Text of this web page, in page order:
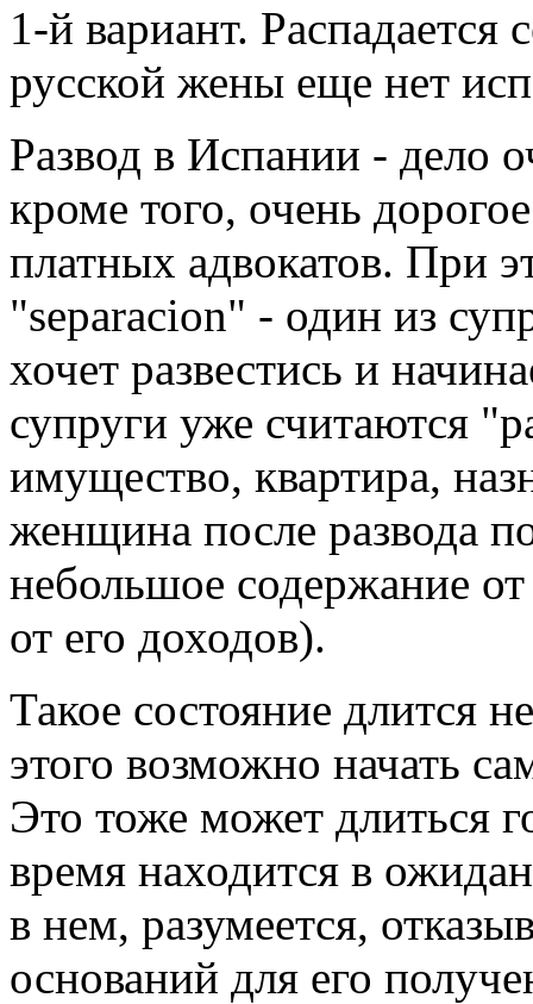
1-й вариант. Распадается
русской жены еще нет
Развод в Испании - дело
кроме того, очень
платных адвокатов. При
"separacion" - один из
хочет развестись и
супруги уже считаются
имущество, квартира,
женщина после развода
небольшое содержание
от его доходов).
Такое состояние длится
этого возможно начать
Это тоже может длиться
время находится в
в нем, разумеется,
оснований для его